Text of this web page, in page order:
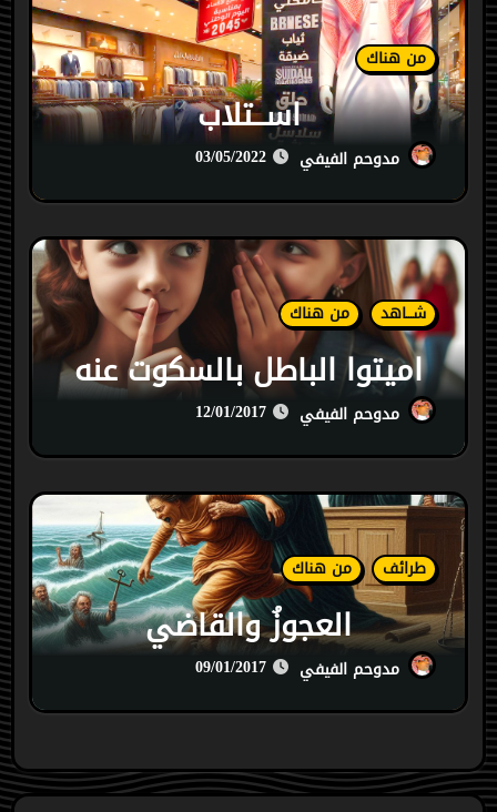
من هناك
اســتلاب
مدوحم الفيفي 03/05/2022
شـــاهد من هناك
اميتوا الباطل بالسكوت عنه
مدوحم الفيفي 12/01/2017
طرائف من هناك
العجوزُ والقاضي
مدوحم الفيفي 09/01/2017